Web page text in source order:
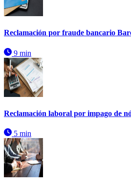
Reclamación por fraude bancario
9 min
Reclamación laboral por impago de
5 min